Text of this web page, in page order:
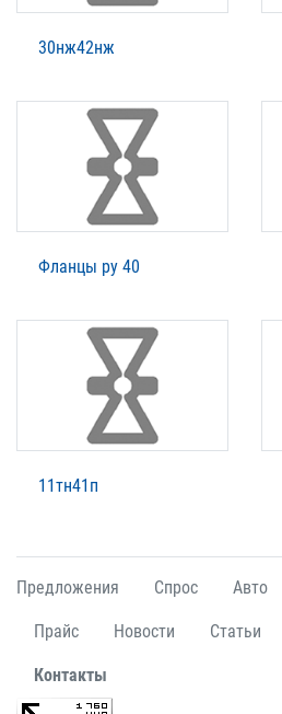
30нж42нж
Фланцы ру 40
11тн41п
Предложения Спрос Авто
Прайс Новости Статьи
Контакты